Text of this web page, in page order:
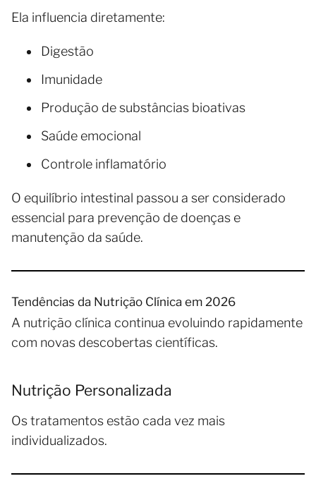
Ela influencia diretamente:
Digestão
Imunidade
Produção de substâncias bioativas
Saúde emocional
Controle inflamatório
O equilíbrio intestinal passou a ser considerado
essencial para prevenção de doenças e
manutenção da saúde.
Tendências da Nutrição Clínica em 2026
A nutrição clínica continua evoluindo rapidamente
com novas descobertas científicas.
Nutrição Personalizada
Os tratamentos estão cada vez mais
individualizados.